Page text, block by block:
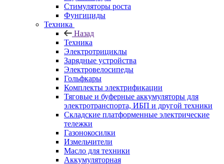
Стимуляторы роста
Фунгициды
Техника
Назад
Техника
Электротрициклы
Зарядные устройства
Электровелосипеды
Гольфкары
Комплекты электрификации
Тяговые и буферные аккумуляторы для
электротранспорта, ИБП и другой техники
Складские платформенные электрические
тележки
Газонокосилки
Измельчители
Масло для техники
Аккумуляторная